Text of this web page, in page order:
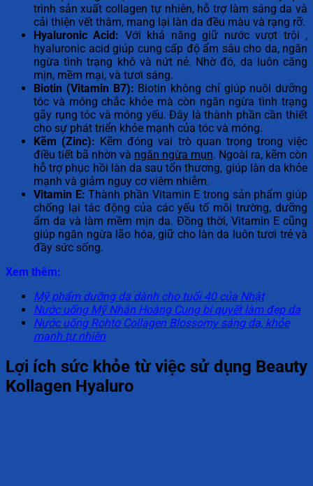
trình sản xuất collagen tự nhiên, hỗ trợ làm sáng da và
cải thiện vết thâm, mang lại làn da đều màu và rạng rỡ.
Hyaluronic Acid: Với khả năng giữ nước vượt trội ,
hyaluronic acid giúp cung cấp độ ẩm sâu cho da, ngăn
ngừa tình trạng khô và nứt nẻ. Nhờ đó, da luôn căng
mịn, mềm mại, và tươi sáng.
Biotin (Vitamin B7): Biotin không chỉ giúp nuôi dưỡng
tóc và móng chắc khỏe mà còn ngăn ngừa tình trạng
gãy rụng tóc và móng yếu. Đây là thành phần cần thiết
cho sự phát triển khỏe mạnh của tóc và móng.
Kẽm (Zinc): Kẽm đóng vai trò quan trọng trong việc
điều tiết bã nhờn và ngăn ngừa mụn. Ngoài ra, kẽm còn
hỗ trợ phục hồi làn da sau tổn thương, giúp làn da khỏe
mạnh và giảm nguy cơ viêm nhiễm.
Vitamin E: Thành phần Vitamin E trong sản phẩm giúp
chống lại tác động của các yếu tố môi trường, dưỡng
ẩm da và làm mềm mịn da. Đồng thời, Vitamin E cũng
giúp ngăn ngừa lão hóa, giữ cho làn da luôn tươi trẻ và
đầy sức sống.
Xem thêm:
Mỹ phẩm dưỡng da dành cho tuổi 40 của Nhật
Nước uống Mỹ Nhân Hoàng Cung bí quyết làm đẹp da
Nước uống Rohto Collagen Blossomy sáng da, khỏe
mạnh tự nhiên
Lợi ích sức khỏe từ việc sử dụng Beauty
Kollagen Hyaluro